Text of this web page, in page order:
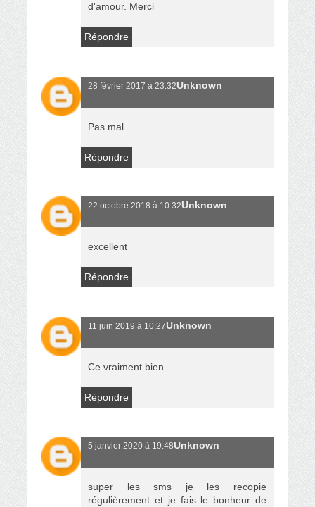
d'amour. Merci
Répondre
Unknown
28 février 2017 à 23:32
Pas mal
Répondre
Unknown
22 octobre 2018 à 10:32
excellent
Répondre
Unknown
11 juin 2019 à 10:27
Ce vraiment bien
Répondre
Unknown
5 janvier 2020 à 19:48
super les sms je les recopie
régulièrement et je fais le bonheur de